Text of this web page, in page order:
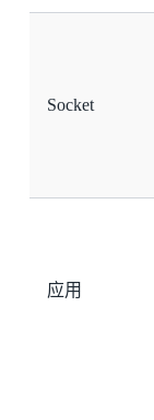
Socket
应用